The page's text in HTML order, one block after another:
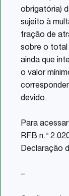
obrigatória)
sujeito à
fração de
sobre o total
ainda que
o valor
devido.
Para
RFB n.º
Declaração
–